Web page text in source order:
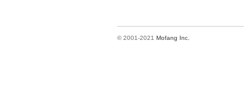
© 2001-2021 Mofang Inc.